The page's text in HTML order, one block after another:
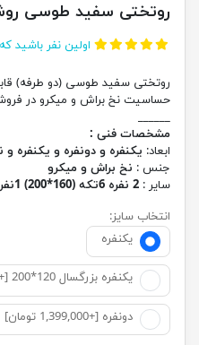
روتختی سفید طوسی
اولین نفر باشید
حساسیت نخ براش و میکرو در
______
مشخصات فنی :
ابعاد: یکنفره و دونفره و یکنفره و
جنس : نخ براش و میکرو
سایر : 2 نفره 6تکه (160*200) 1نفره ( 200*90) و سایز 120*200
انتخاب سایز:
یکنفره
یکنفره بزرگسال 120*200 [+741,000 تومان]
دونفره [+1,399,000 تومان]